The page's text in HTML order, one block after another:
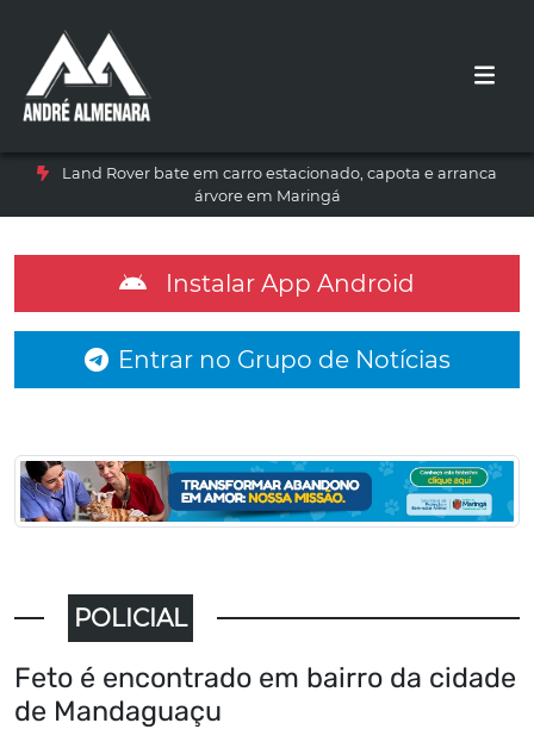
Land Rover bate em carro estacionado, capota e arranca
árvore em Maringá
Instalar App Android
Entrar no Grupo de Notícias
POLICIAL
Feto é encontrado em bairro da cidade
de Mandaguaçu